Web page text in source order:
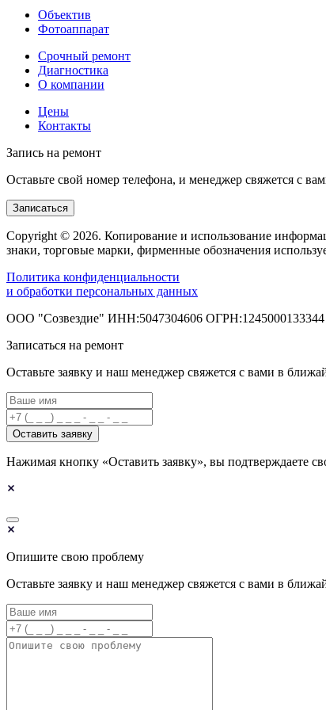
Объектив
Фотоаппарат
Срочный ремонт
Диагностика
О компании
Цены
Контакты
Запись на ремонт
Оставьте свой номер телефона, и менеджер свяжется с
Записаться
Copyright © 2026. Копирование и использование
знаки, торговые марки, фирменные обозначения
Политика конфиденциальности
и обработки персональных данных
ООО "Созвездие" ИНН:5047304606 ОГРН:1245000133344
Записаться на ремонт
Оставьте заявку и наш менеджер свяжется с вами в
Оставить заявку
Нажимая кнопку «Оставить заявку», вы подтверждаете
Опишите свою проблему
Оставьте заявку и наш менеджер свяжется с вами в